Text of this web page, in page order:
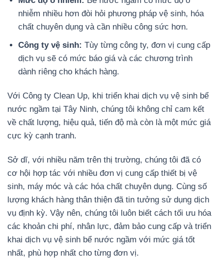
nhiễm nhiều hơn đòi hỏi phương pháp vệ sinh, hóa
chất chuyên dụng và cần nhiều công sức hơn.
Công ty vệ sinh: Tùy từng công ty, đơn vị cung cấp
dịch vụ sẽ có mức báo giá và các chương trình
dành riêng cho khách hàng.
Với Công ty Clean Up, khi triển khai dịch vụ vệ sinh bể
nước ngầm tại Tây Ninh, chúng tôi không chỉ cam kết
về chất lượng, hiệu quả, tiến độ mà còn là một mức giá
cực kỳ cạnh tranh.
Sở dĩ, với nhiều năm trên thị trường, chúng tôi đã có
cơ hội hợp tác với nhiều đơn vị cung cấp thiết bị vệ
sinh, máy móc và các hóa chất chuyên dụng. Cùng số
lượng khách hàng thân thiện đã tin tưởng sử dụng dịch
vụ định kỳ. Vậy nên, chúng tôi luôn biết cách tối ưu hóa
các khoản chi phí, nhân lực, đảm bảo cung cấp và triển
khai dịch vụ vệ sinh bể nước ngầm với mức giá tốt
nhất, phù hợp nhất cho từng đơn vị.